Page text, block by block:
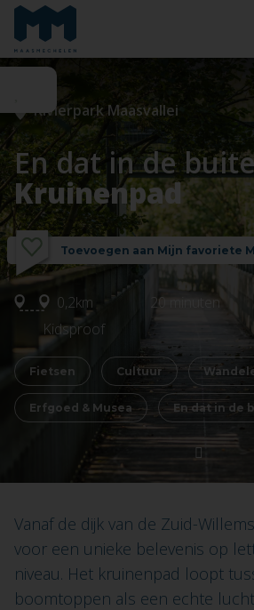
Rivierpark Maasvallei
En dat in de
Kruinenpad
Toevoegen aan Mijn favoriete
0,2km 20 minuten
Kidsproof
Fietsen Cultuur
Erfgoed & Musea En dat in de
Vanaf de dijk van de Zuid-
voor een unieke belevenis op
niveau. Het kruinenpad loopt
boomtoppen als een echte